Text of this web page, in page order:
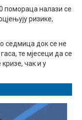
помораца налази се
ризике,
седмица док се не
те мјесеци да се
чак и у